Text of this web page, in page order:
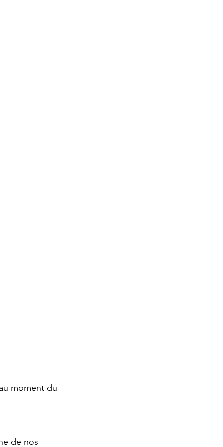
moment du
de nos